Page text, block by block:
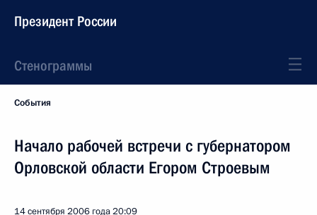
Президент России
Стенограммы
События
Начало рабочей встречи с губернатором
Орловской области Егором Строевым
14 сентября 2006 года20:09